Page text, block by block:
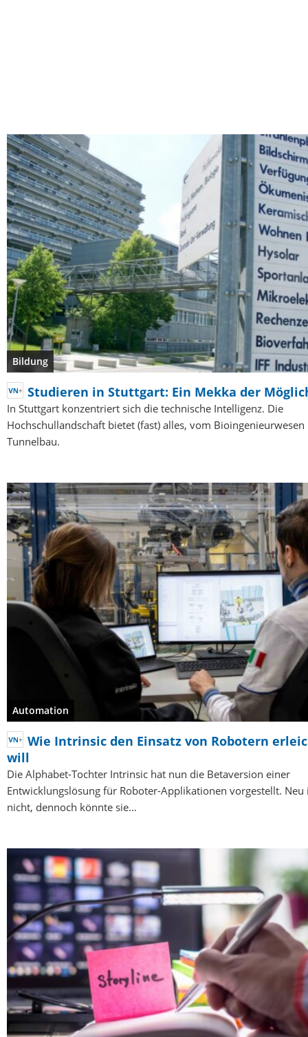
Bildung
Studieren in Stuttgart: Ein Mekka der
In Stuttgart konzentriert sich die technische Intelligenz. Die
Hochschullandschaft bietet (fast) alles, vom Bioingenieurwesen
Tunnelbau.
Automation
Wie Intrinsic den Einsatz von Robotern
will
Die Alphabet-Tochter Intrinsic hat nun die Betaversion einer
Entwicklungslösung für Roboter-Applikationen vorgestellt. Neu
nicht, dennoch könnte sie…